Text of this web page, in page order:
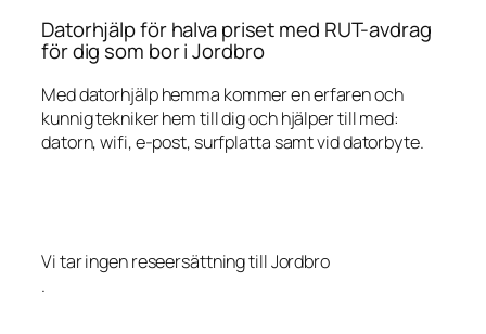
Datorhjälp för halva priset med RUT-avdrag
för dig som bor i Jordbro
Med datorhjälp hemma kommer en erfaren och
kunnig tekniker hem till dig och hjälper till med:
datorn, wifi, e-post, surfplatta samt vid datorbyte.
Vi tar ingen reseersättning till Jordbro
.